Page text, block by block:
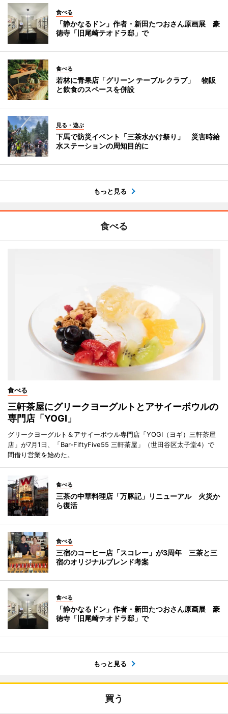
食べる
「静かなるドン」作者・新田たつおさん原画展 豪
徳寺「旧尾崎テオドラ邸」で
食べる
若林に青果店「グリーン テーブル クラブ」 物販
と飲食のスペースを併設
見る・遊ぶ
下馬で防災イベント「三茶水かけ祭り」 災害時給
水ステーションの周知目的に
もっと見る
食べる
食べる
三軒茶屋にグリークヨーグルトとアサイーボウルの
専門店「YOGI」
グリークヨーグルト＆アサイーボウル専門店「YOGI（ヨギ）三軒茶屋
店」が7月1日、「Bar-FiftyFive55 三軒茶屋」（世田谷区太子堂4）で
間借り営業を始めた。
食べる
三茶の中華料理店「万豚記」リニューアル 火災か
ら復活
食べる
三宿のコーヒー店「スコレー」が3周年 三茶と三
宿のオリジナルブレンド考案
食べる
「静かなるドン」作者・新田たつおさん原画展 豪
徳寺「旧尾崎テオドラ邸」で
もっと見る
買う